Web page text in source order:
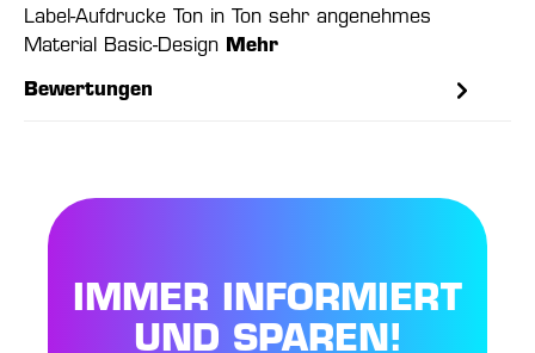
Label-Aufdrucke Ton in Ton sehr angenehmes
Material Basic-Design Mehr
Bewertungen
IMMER INFORMIERT
UND SPAREN!